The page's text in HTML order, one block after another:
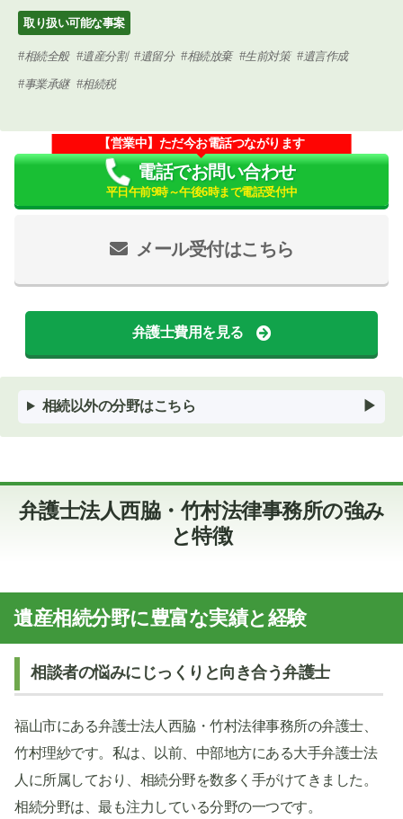
取り扱い可能な事案
相続全般 遺産分割 遺留分 相続放棄 生前対策 遺言作成
事業承継 相続税
メール受付はこちら
【営業中】ただ今お電話つながります
電話でお問い合わせ
平日午前9時～午後6時まで電話受付中
弁護士費用を見る
相続以外の分野はこちら
弁護士法人西脇・竹村法律事務所の強み
と特徴
遺産相続分野に豊富な実績と経験
相談者の悩みにじっくりと向き合う弁護士
福山市にある弁護士法人西脇・竹村法律事務所の弁護士、
竹村理紗です。私は、以前、中部地方にある大手弁護士法
人に所属しており、相続分野を数多く手がけてきました。
相続分野は、最も注力している分野の一つです。